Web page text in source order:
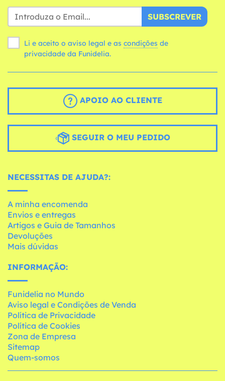
SUBSCREVER
Li e aceito o aviso legal e as condições
privacidade da Funidelia.
APOIO AO CLIENTE
SEGUIR O MEU PEDIDO
NECESSITAS DE AJUDA?:
A minha encomenda
Envios e entregas
Artigos e Guia de Tamanhos
Devoluções
Mais dúvidas
INFORMAÇÃO:
Funidelia no Mundo
Aviso legal e Condições de Venda
Política de Privacidade
Política de Cookies
Zona de Empresa
Sitemap
Quem-somos